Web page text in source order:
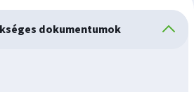
dokumentumok